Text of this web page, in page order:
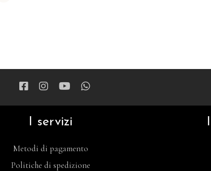
I servizi
Metodi di pagamento
Politiche di spedizione